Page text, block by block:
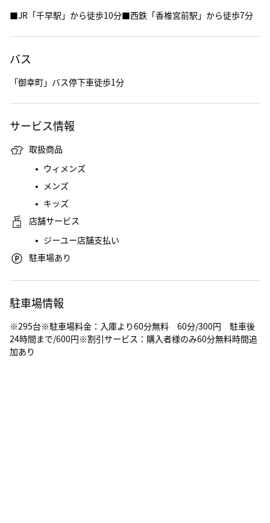
■JR「千早駅」から徒歩10分■西鉄「香椎宮前駅」から徒歩7分
バス
「御幸町」バス停下車徒歩1分
サービス情報
取扱商品
ウィメンズ
メンズ
キッズ
店舗サービス
ジーユー店舗支払い
駐車場あり
駐車場情報
※295台※駐車場料金：入庫より60分無料 60分/300円 駐車後
24時間まで/600円※割引サービス：購入者様のみ60分無料時間追
加あり